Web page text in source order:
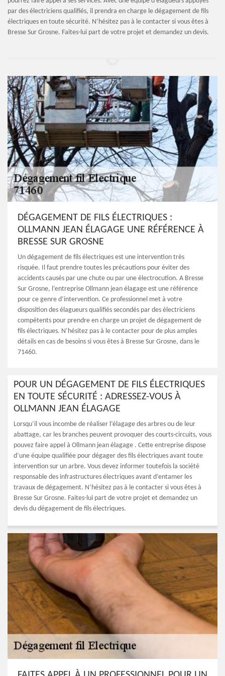
par des électriciens qualifiés, il prendra en charge le dégagement de fils
électriques en toute sécurité. N’hésitez pas à le contacter si vous êtes à
Bresse Sur Grosne. Faites-lui part de votre projet et demandez un devis.
DÉGAGEMENT DE FILS ÉLECTRIQUES :
OLLMANN JEAN ÉLAGAGE UNE RÉFÉRENCE À
BRESSE SUR GROSNE
Un dégagement de fils électriques est une intervention très
risquée. Il faut prendre toutes les précautions pour éviter des
accidents causés par une chute ou par une électrocution. A Bresse
Sur Grosne, l’entreprise Ollmann jean élagage est une référence
pour ce genre d’intervention. Ce professionnel met à votre
disposition des élagueurs qualifiés secondés par des électriciens
compétents pour prendre en charge un projet de dégagement de
fils électriques. N’hésitez pas à le contacter pour de plus amples
détails en cas de besoins si vous êtes à Bresse Sur Grosne, dans le
71460.
POUR UN DÉGAGEMENT DE FILS ÉLECTRIQUES
EN TOUTE SÉCURITÉ : ADRESSEZ-VOUS À
OLLMANN JEAN ÉLAGAGE
Lorsqu’il vous incombe de réaliser l’élagage des arbres ou de leur
abattage, car les branches peuvent provoquer des courts-circuits, vous
pouvez faire appel à Ollmann jean élagage . Cette entreprise dispose
d’une équipe qualifiée pour dégager des fils électriques avant toute
intervention sur un arbre. Vous devez informer toutefois la société
responsable des infrastructures électriques avant d’entamer les
travaux de dégagement. N’hésitez pas à le contacter si vous êtes à
Bresse Sur Grosne. Faites-lui part de votre projet et demandez un
devis du dégagement de fils électriques.